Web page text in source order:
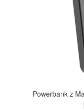
Powerbank z